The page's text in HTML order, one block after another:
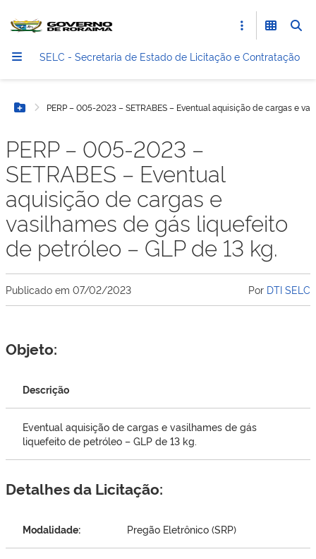
SELC - Secretaria de Estado de Licitação e Contratação
Botão Menu
PERP – 005-2023 – SETRABES – Eventual aquisição de cargas e
PERP – 005-2023 –
SETRABES – Eventual
aquisição de cargas e
vasilhames de gás liquefeito
de petróleo – GLP de 13 kg.
Publicado em 07/02/2023 Por DTI SELC
Objeto:
Descrição
Eventual aquisição de cargas e vasilhames de gás
liquefeito de petróleo – GLP de 13 kg.
Detalhes da Licitação:
Modalidade: Pregão Eletrônico (SRP)